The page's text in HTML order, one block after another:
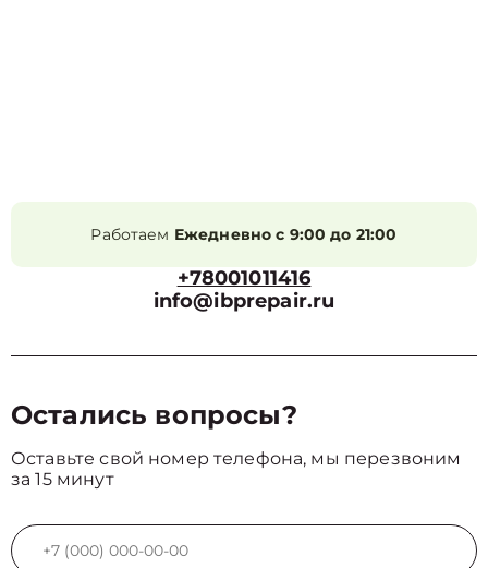
Работаем Ежедневно с 9:00 до 21:00
+78001011416
info@ibprepair.ru
Остались вопросы?
Оставьте свой номер телефона, мы перезвоним
за 15 минут